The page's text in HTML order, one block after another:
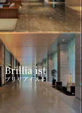
Brillia ist
ブリリアイスト